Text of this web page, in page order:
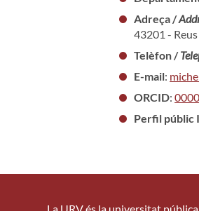
Adreça /
43201 -
Telèfon /
E-mail:
ORCID:
Perfil públic
La URV és la universitat